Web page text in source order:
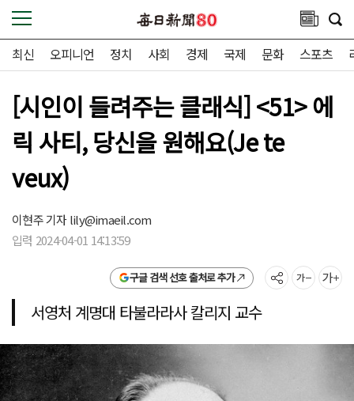
최신 오피니언 정치 사회 경제 국제 문화 스포츠
[시인이 들려주는 클래식] <51> 에
릭 사티, 당신을 원해요(Je te
veux)
이현주 기자lily@imaeil.com
입력 2024-04-01 14:13:59
구글 검색 선호 출처로 추가
서영처 계명대 타불라라사 칼리지 교수